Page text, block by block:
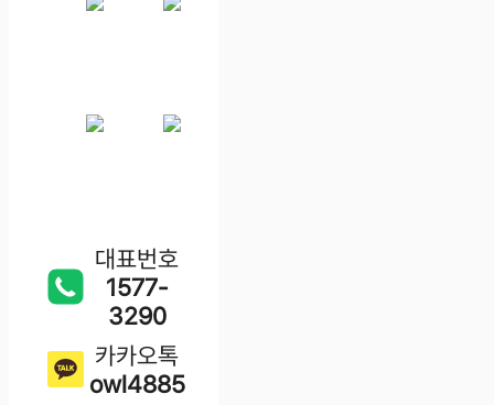
대표번호
1577-
3290
카카오톡
owl4885